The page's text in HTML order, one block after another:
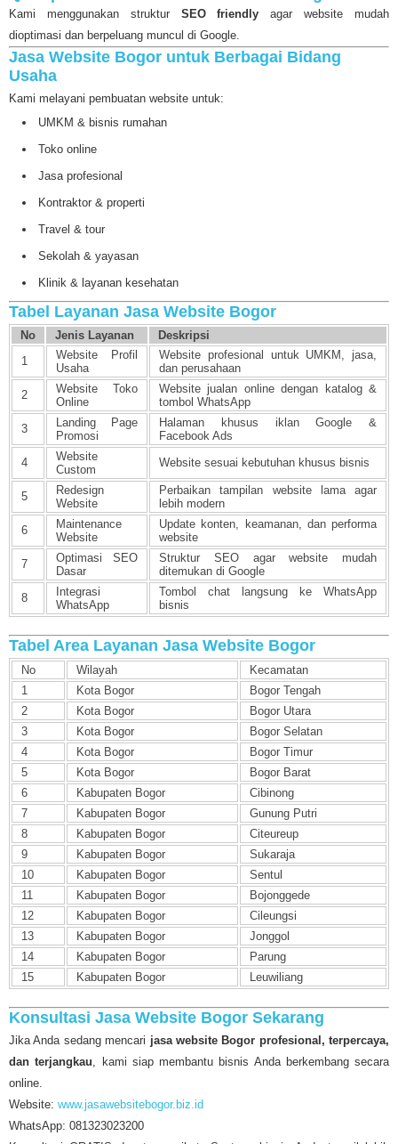
Kami menggunakan struktur SEO friendly agar website mudah
dioptimasi dan berpeluang muncul di Google.
Jasa Website Bogor untuk Berbagai Bidang
Usaha
Kami melayani pembuatan website untuk:
UMKM & bisnis rumahan
Toko online
Jasa profesional
Kontraktor & properti
Travel & tour
Sekolah & yayasan
Klinik & layanan kesehatan
Tabel Layanan Jasa Website Bogor
No Jenis Layanan
Deskripsi
1
Website Profil
Usaha
Website profesional untuk UMKM, jasa,
dan perusahaan
2
Website Toko
Online
Website jualan online dengan katalog &
tombol WhatsApp
3
Landing Page
Promosi
Halaman khusus iklan Google &
Facebook Ads
4
Website
Custom
Website sesuai kebutuhan khusus bisnis
5
Redesign
Website
Perbaikan tampilan website lama agar
lebih modern
6
Maintenance
Website
Update konten, keamanan, dan performa
website
7
Optimasi SEO
Dasar
Struktur SEO agar website mudah
ditemukan di Google
8
Integrasi
WhatsApp
Tombol chat langsung ke WhatsApp
bisnis
Tabel Area Layanan Jasa Website Bogor
No Wilayah
Kecamatan
1
Kota Bogor
Bogor Tengah
2
Kota Bogor
Bogor Utara
3
Kota Bogor
Bogor Selatan
4
Kota Bogor
Bogor Timur
5
Kota Bogor
Bogor Barat
6
Kabupaten Bogor
Cibinong
7
Kabupaten Bogor
Gunung Putri
8
Kabupaten Bogor
Citeureup
9
Kabupaten Bogor
Sukaraja
10
Kabupaten Bogor
Sentul
11
Kabupaten Bogor
Bojonggede
12
Kabupaten Bogor
Cileungsi
13
Kabupaten Bogor
Jonggol
14
Kabupaten Bogor
Parung
15
Kabupaten Bogor Leuwiliang
Konsultasi Jasa Website Bogor Sekarang
Jika Anda sedang mencari jasa website Bogor profesional, terpercaya,
dan terjangkau, kami siap membantu bisnis Anda berkembang secara
online.
Website: www.jasawebsitebogor.biz.id
WhatsApp: 081323023200